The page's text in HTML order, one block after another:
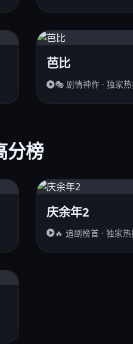
芭比
🎭 剧情神作 · 独家热
分榜
庆余年2
🔥 追剧榜首 · 独家热